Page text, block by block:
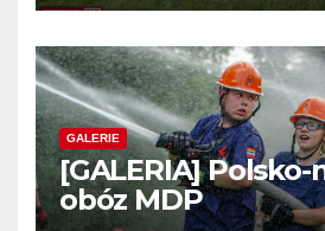
GALERIE
[GALERIA]
obóz MDP